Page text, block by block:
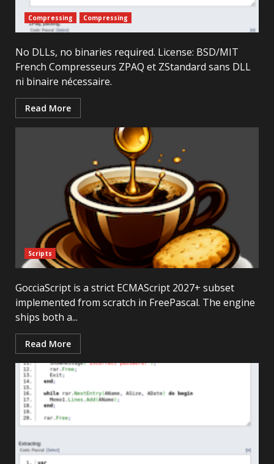
Compressing Compressing
No DLLs, no binaries required. License: BSD/MIT
French Compresseurs ZPAQ et ZStandard sans DLL
ni binaire nécessaire.
Read More
Scripts
GocciaScript is a strict ECMAScript 2027+ subset
implemented from scratch in FreePascal. The engine
ships both a...
Read More